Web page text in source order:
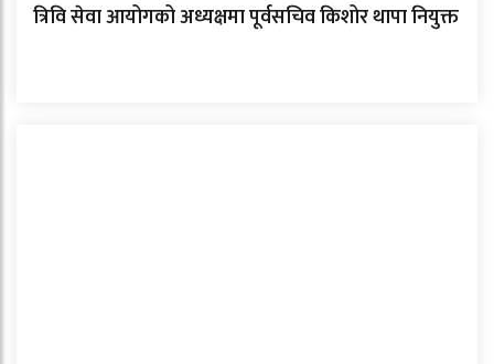
त्रिवि सेवा आयोगको अध्यक्षमा पूर्वसचिव किशोर थापा नियुक्त